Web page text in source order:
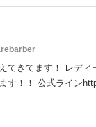
てきてます！ レディ
す！！ 公式ライン